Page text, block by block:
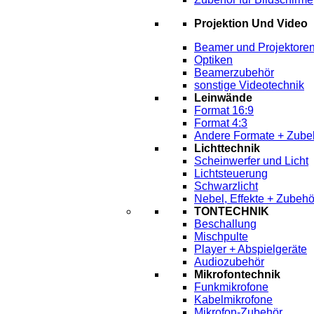
Projektion Und Video
Beamer und Projektoren
Optiken
Beamerzubehör
sonstige Videotechnik
Leinwände
Format 16:9
Format 4:3
Andere Formate +
Lichttechnik
Scheinwerfer und Licht
Lichtsteuerung
Schwarzlicht
Nebel, Effekte +
TONTECHNIK
Beschallung
Mischpulte
Player + Abspielgeräte
Audiozubehör
Mikrofontechnik
Funkmikrofone
Kabelmikrofone